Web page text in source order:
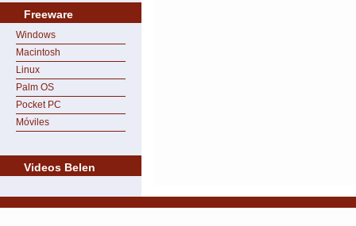
Freeware
Windows
Macintosh
Linux
Palm OS
Pocket PC
Móviles
Videos Belen